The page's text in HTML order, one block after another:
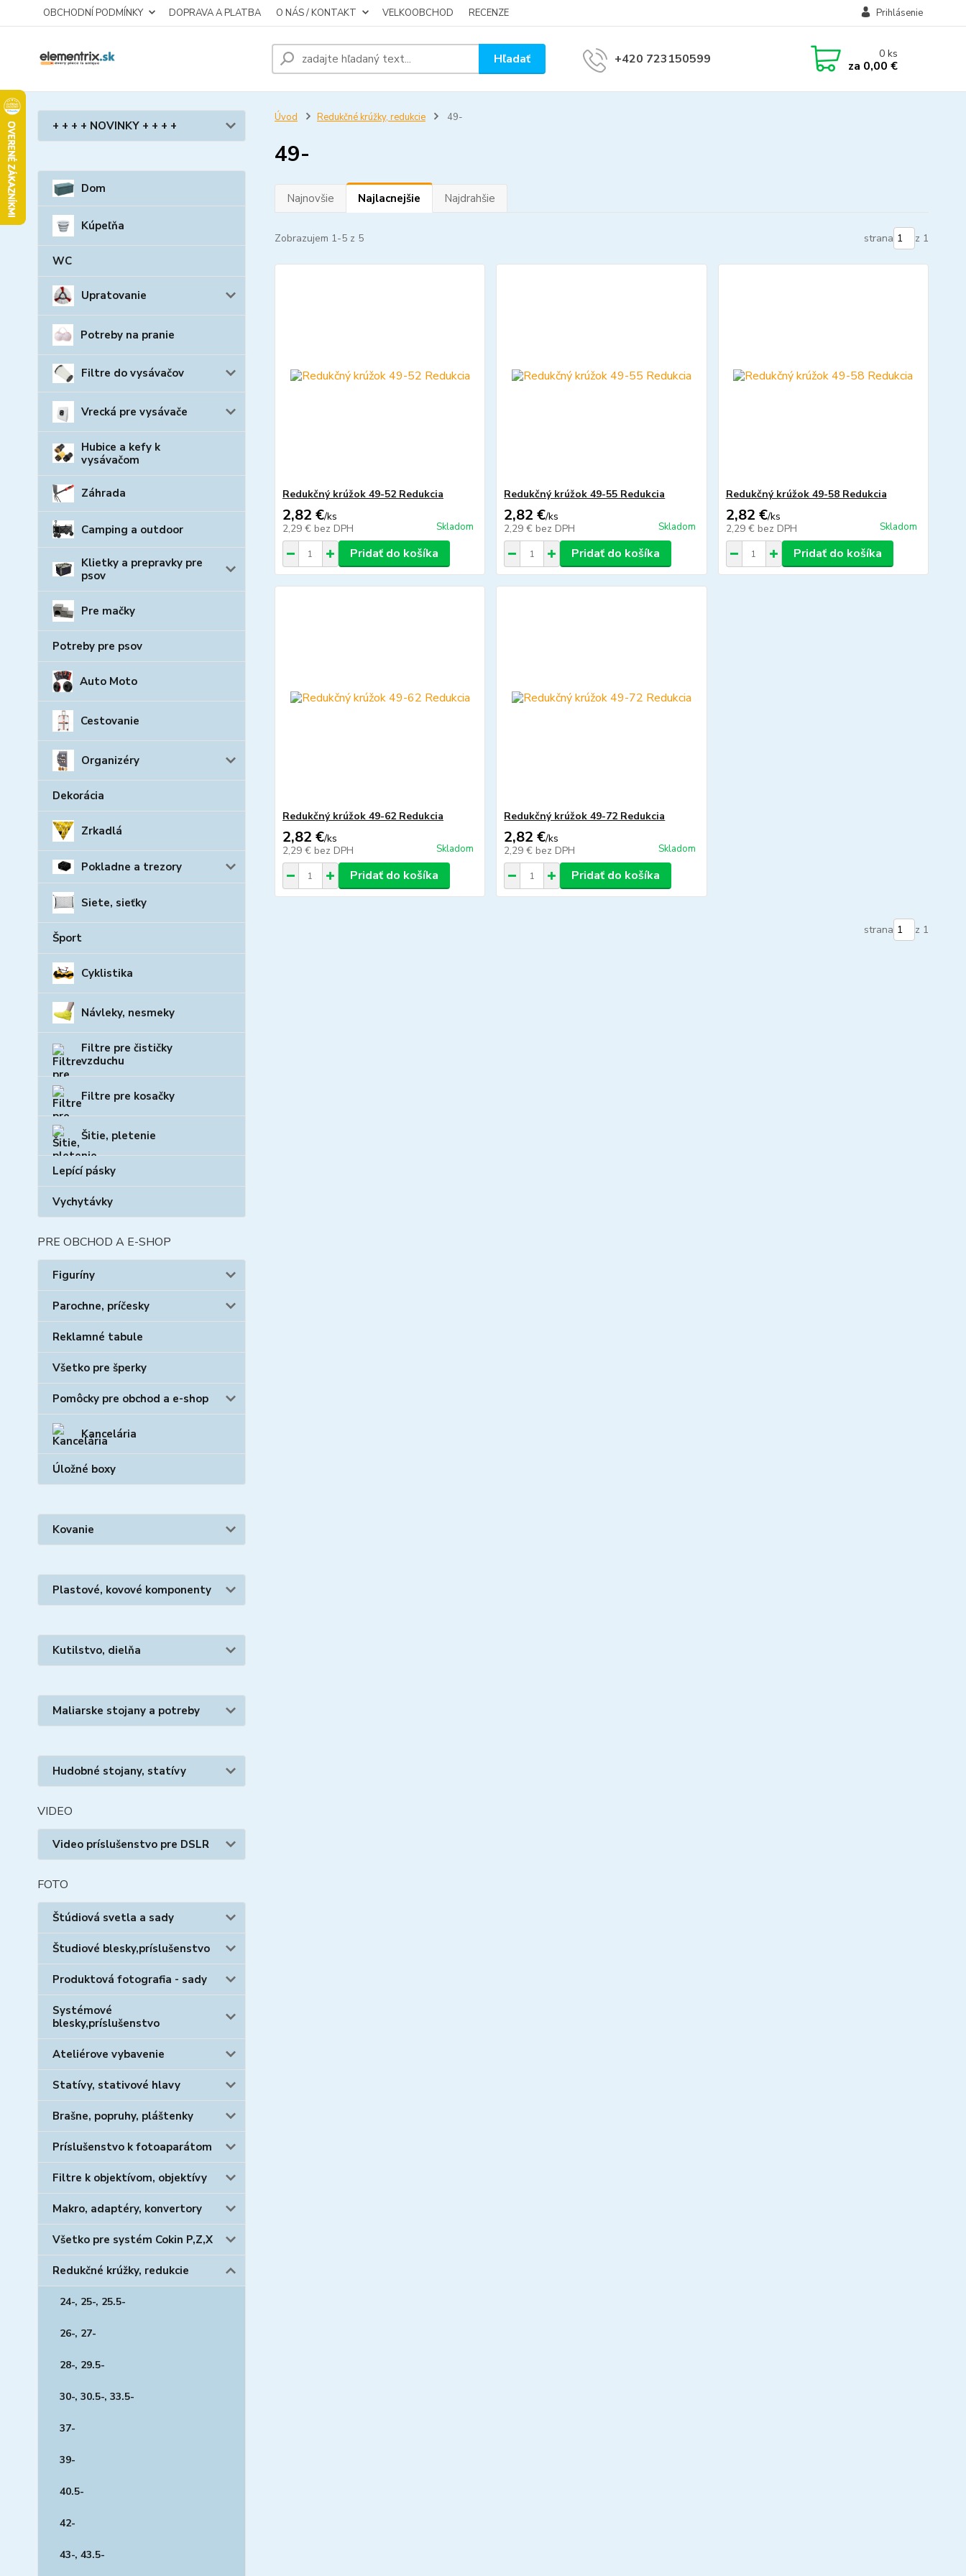
OBCHODNÍ PODMÍNKY DOPRAVA A PLATBA O NÁS / KONTAKT VELKOOBCHOD RECENZE Prihlásenie
Hľadať +420 723150599 0ks
za 0,00 €
+ + + + NOVINKY + + + +
Dom
Kúpeľňa
WC
Upratovanie
Potreby na pranie
Filtre do vysávačov
Vrecká pre vysávače
Hubice a kefy k
vysávačom
Záhrada
Camping a outdoor
Klietky a prepravky pre
psov
Pre mačky
Potreby pre psov
Auto Moto
Cestovanie
Organizéry
Dekorácia
Zrkadlá
Pokladne a trezory
Siete, sieťky
Šport
Cyklistika
Návleky, nesmeky
Filtre pre čističky
vzduchu
Filtre pre kosačky
Šitie, pletenie
Lepící pásky
Vychytávky
PRE OBCHOD A E-SHOP
Figuríny
Parochne, príčesky
Reklamné tabule
Všetko pre šperky
Pomôcky pre obchod a e-shop
Kancelária
Úložné boxy
Kovanie
Plastové, kovové komponenty
Kutilstvo, dielňa
Maliarske stojany a potreby
Hudobné stojany, statívy
VIDEO
Video príslušenstvo pre DSLR
FOTO
Štúdiová svetla a sady
Študiové blesky,príslušenstvo
Produktová fotografia - sady
Systémové
blesky,príslušenstvo
Ateliérove vybavenie
Statívy, stativové hlavy
Brašne, popruhy, pláštenky
Príslušenstvo k fotoaparátom
Filtre k objektívom, objektívy
Makro, adaptéry, konvertory
Všetko pre systém Cokin P,Z,X
Redukčné krúžky, redukcie
24-, 25-, 25.5-
26-, 27-
28-, 29.5-
30-, 30.5-, 33.5-
37-
39-
40.5-
42-
43-, 43.5-
Úvod Redukčné krúžky, redukcie 49-
49-
Najnovšie Najlacnejšie Najdrahšie
Zobrazujem 1-5 z 5 strana z 1
Redukčný krúžok 49-52 Redukcia
2,82 €/ks
2,29 € bez DPH Skladom
Pridať do košíka
Redukčný krúžok 49-55 Redukcia
2,82 €/ks
2,29 € bez DPH Skladom
Pridať do košíka
Redukčný krúžok 49-58 Redukcia
2,82 €/ks
2,29 € bez DPH Skladom
Pridať do košíka
Redukčný krúžok 49-62 Redukcia
2,82 €/ks
2,29 € bez DPH Skladom
Pridať do košíka
Redukčný krúžok 49-72 Redukcia
2,82 €/ks
2,29 € bez DPH Skladom
Pridať do košíka
strana z 1